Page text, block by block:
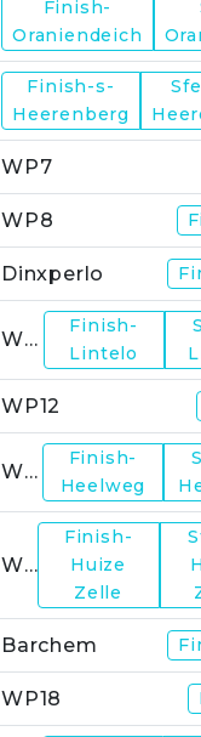
Finish-
Oraniendeich
Finish-s-
Heerenberg
WP7
WP8
Dinxperlo
WP11
Finish-
Lintelo
WP12
WP13
Finish-
Heelweg
WP15
Finish-
Huize
Zelle
Barchem
WP18